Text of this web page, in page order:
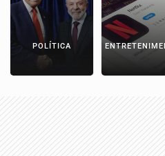
POLÍTICA